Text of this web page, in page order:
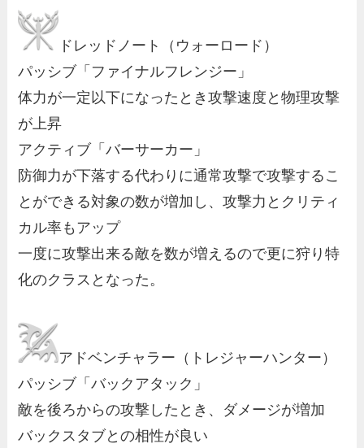
ドレッドノート（ウォーロード）
パッシブ「ファイナルフレンジー」
体力が一定以下になったとき攻撃速度と物理攻撃
が上昇
アクティブ「バーサーカー」
防御力が下落する代わりに通常攻撃で攻撃するこ
とができる対象の数が増加し、攻撃力とクリティ
カル率もアップ
一度に攻撃出来る敵を数が増えるので更に狩り特
化のクラスとなった。
アドベンチャラー（トレジャーハンター）
パッシブ「バックアタック」
敵を後ろからの攻撃したとき、ダメージが増加
バックスタブとの相性が良い